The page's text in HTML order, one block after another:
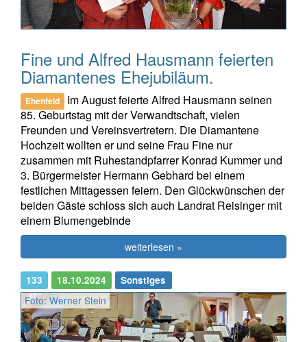
Fine und Alfred Hausmann feierten
Diamantenes Ehejubiläum.
Ehenfeld
Im August feierte Alfred Hausmann seinen
85. Geburtstag mit der Verwandtschaft, vielen
Freunden und Vereinsvertretern. Die Diamantene
Hochzeit wollten er und seine Frau Fine nur
zusammen mit Ruhestandpfarrer Konrad Kummer und
3. Bürgermeister Hermann Gebhard bei einem
festlichen Mittagessen feiern. Den Glückwünschen der
beiden Gäste schloss sich auch Landrat Reisinger mit
einem Blumengebinde
weiterlesen »
133 18.10.2024 Sonstiges
Foto: Werner Stein